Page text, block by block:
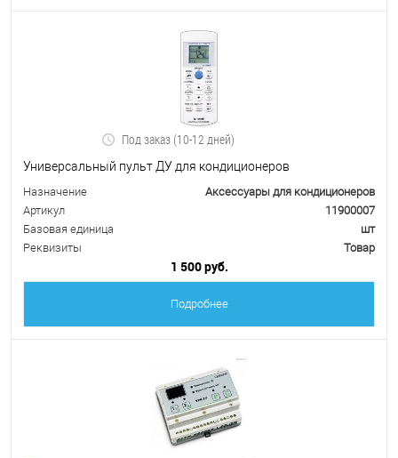
Под заказ (10-12 дней)
Универсальный пульт ДУ для кондиционеров
Назначение
Аксессуары для кондиционеров
Артикул
11900007
Базовая единица
шт
Реквизиты
Товар
1 500 руб.
Подробнее